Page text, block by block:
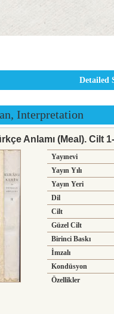
Detailed
Interpretation
Anlamı (Meal). Cilt
Yayınevi
Yayın Yılı
Yayın Yeri
Dil
Cilt
Güzel Cilt
Birinci Baskı
İmzalı
Kondüsyon
Özellikler